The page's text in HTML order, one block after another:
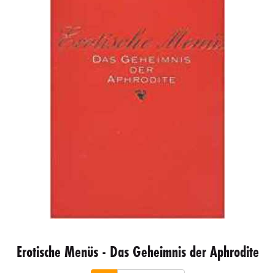
Erotische Menüs - Das Geheimnis der Aphrodite